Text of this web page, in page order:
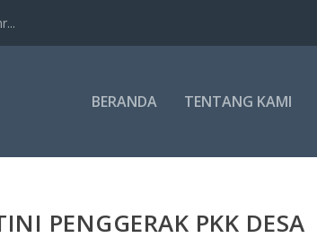
BERANDA TENTANG KAMI
PENGGERAK PKK DESA